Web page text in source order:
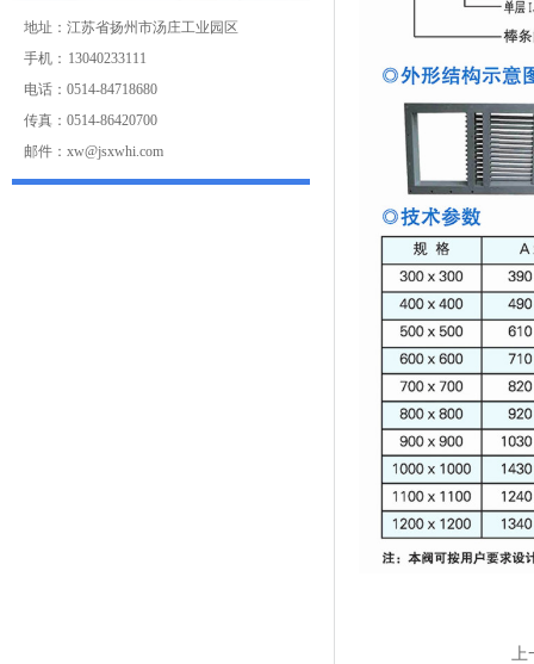
地址：江苏省扬州市汤庄工业园区
手机： 13040233111
电话：0514-84718680
传真：0514-86420700
邮件：xw@jsxwhi.com
上